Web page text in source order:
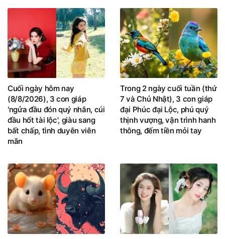
Cuối ngày hôm nay
(8/8/2026), 3 con giáp
'ngửa đầu đón quý nhân, cúi
đầu hốt tài lộc', giàu sang
bất chấp, tình duyên viên
mãn
Trong 2 ngày cuối tuần (thứ
7 và Chủ Nhật), 3 con giáp
đại Phúc đại Lộc, phú quý
thịnh vượng, vận trình hanh
thông, đếm tiền mỏi tay